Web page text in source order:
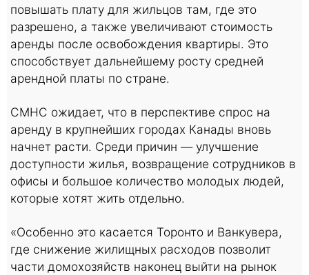
повышать плату для жильцов там, где это
разрешено, а также увеличивают стоимость
аренды после освобождения квартиры. Это
способствует дальнейшему росту средней
арендной платы по стране.
CMHC ожидает, что в перспективе спрос на
аренду в крупнейших городах Канады вновь
начнет расти. Среди причин — улучшение
доступности жилья, возвращение сотрудников в
офисы и большое количество молодых людей,
которые хотят жить отдельно.
«Особенно это касается Торонто и Ванкувера,
где снижение жилищных расходов позволит
части домохозяйств наконец выйти на рынок